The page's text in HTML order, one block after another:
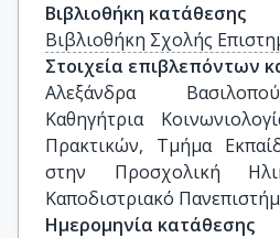
Βιβλιοθήκη κατάθεσης
Βιβλιοθήκη Σχολής
Στοιχεία επιβλεπόντων
Αλεξάνδρα
Καθηγήτρια
Πρακτικών, Τμήμα
στην Προσχολική
Καποδιστριακό
Ημερομηνία κατάθεσης